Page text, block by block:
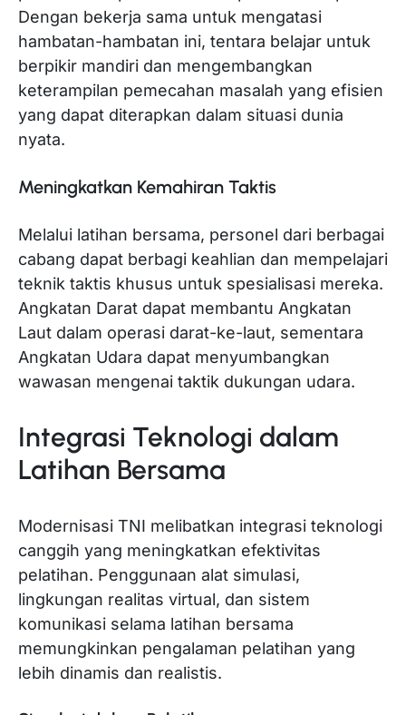
Dengan bekerja sama untuk mengatasi
hambatan-hambatan ini, tentara belajar untuk
berpikir mandiri dan mengembangkan
keterampilan pemecahan masalah yang efisien
yang dapat diterapkan dalam situasi dunia
nyata.
Meningkatkan Kemahiran Taktis
Melalui latihan bersama, personel dari berbagai
cabang dapat berbagi keahlian dan mempelajari
teknik taktis khusus untuk spesialisasi mereka.
Angkatan Darat dapat membantu Angkatan
Laut dalam operasi darat-ke-laut, sementara
Angkatan Udara dapat menyumbangkan
wawasan mengenai taktik dukungan udara.
Integrasi Teknologi dalam
Latihan Bersama
Modernisasi TNI melibatkan integrasi teknologi
canggih yang meningkatkan efektivitas
pelatihan. Penggunaan alat simulasi,
lingkungan realitas virtual, dan sistem
komunikasi selama latihan bersama
memungkinkan pengalaman pelatihan yang
lebih dinamis dan realistis.